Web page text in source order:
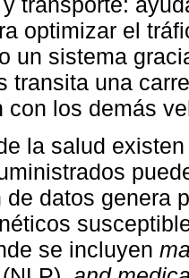
optimizar el
un sistema
transita una
con los demás
la salud
de datos genera
se incluyen